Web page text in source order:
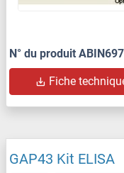
N° du produit
Fiche
GAP43 Kit ELISA